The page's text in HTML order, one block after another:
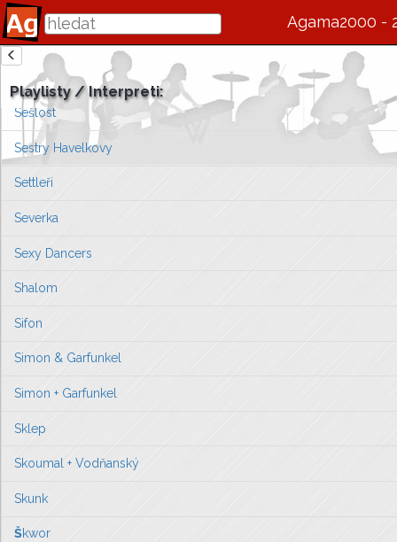
Agama2000 -
zde se bude v budoucnu zobrazovat informace o interpretovi /
Vlevo vyberte píseň, kterou chcete zobrazit
nebo můžete přejít na úvodní stránku ...
Playlisty / Interpreti:
Sekvoj
Sem tam
Semtex
Sešlost
Sestry Havelkovy
Settleři
Severka
Sexy Dancers
Shalom
Sifon
Simon & Garfunkel
Simon + Garfunkel
Sklep
Skoumal + Vodňanský
Skunk
Škwor